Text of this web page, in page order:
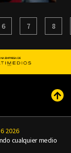
6 7 8
6 2026
cualquier medio